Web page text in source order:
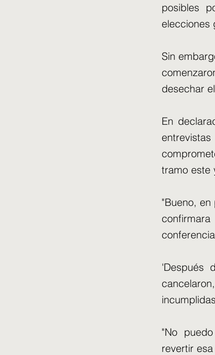
posibles
elecciones
Sin
desechar
En
tramo este
"Bueno,
'Después
"No
revertir